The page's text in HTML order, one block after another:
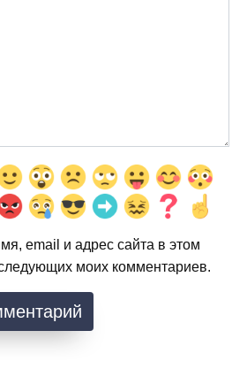
email и адрес сайта в этом
моих комментариев.